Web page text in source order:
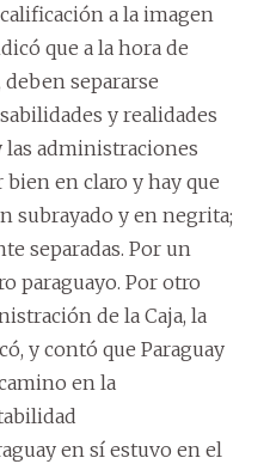
a la imagen
que a la hora de
separarse
y realidades
administraciones
bien en claro y hay que
subrayado y en negrita;
separadas. Por un
paraguayo. Por otro
de la Caja, la
y contó que Paraguay
en la
en sí estuvo en el